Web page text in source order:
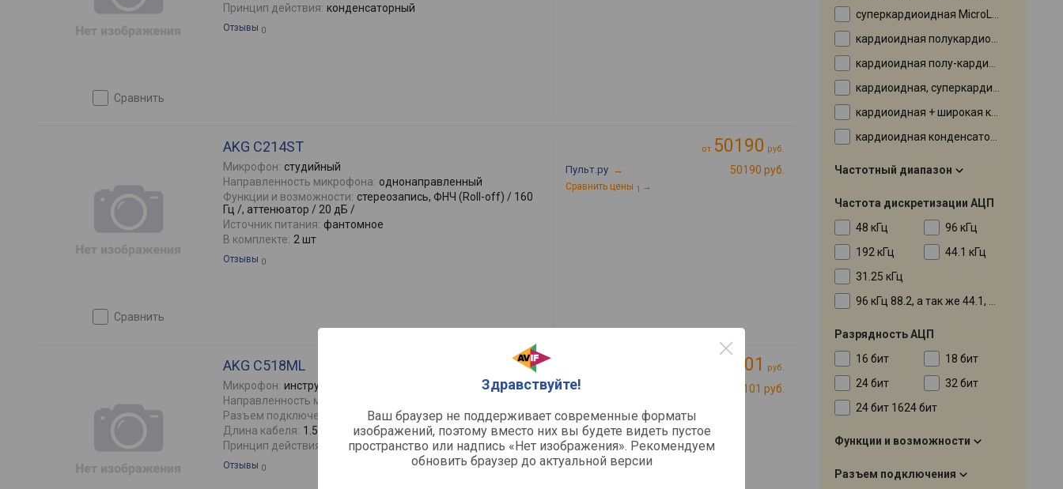
Здравствуйте!
Ваш браузер не поддерживает современные форматы
изображений, поэтому вместо них вы будете видеть пустое
пространство или надпись «Нет изображения». Рекомендуем
обновить браузер до актуальной версии
сравнить
Принцип действия: конденсаторный
Отзывы 0
сравнить
AKG C214ST
Микрофон: студийный
Направленность микрофона: однонаправленный
Функции и возможности: стереозапись, ФНЧ (Roll-off) / 160
Гц /, аттенюатор / 20 дБ /
Источник питания: фантомное
В комплекте: 2 шт
Отзывы 0
от 50190 руб.
Пульт.ру → 50190 руб.
Сравнить цены 1 →
AKG C518ML
Микрофон: инструментальный / барабаны, перкуссия /
Направленность микрофона:
Разъем подключения:
mini-XLR
Длина кабеля: 1.5 м
Принцип действия:
конденсаторный
Отзывы 0
25101 руб.
Пульт.ру 25101 руб.
суперкардиоидная MicroLine
кардиоидная полукардиоидная
кардиоидная полу-кардиоидный
кардиоидная, суперкардиоидная, гиперкардиоидная
кардиоидная + широкая кардиоидная , гиперкардиоидная
кардиоидная конденсаторный капсюль , гиперкардиоидная динамический капсюль
Частотный диапазон
Частота дискретизации АЦП
48 кГц
96 кГц
192 кГц
44.1 кГц
31.25 кГц
96 кГц 88.2, а так же 44.1, 48 в macOS
Разрядность АЦП
16 бит
18 бит
24 бит
32 бит
24 бит 1624 бит
Функции и возможности
Разъем подключения